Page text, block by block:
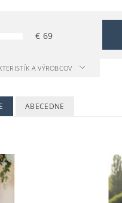
€ 69
A VÝROBCOV
ABECEDNE